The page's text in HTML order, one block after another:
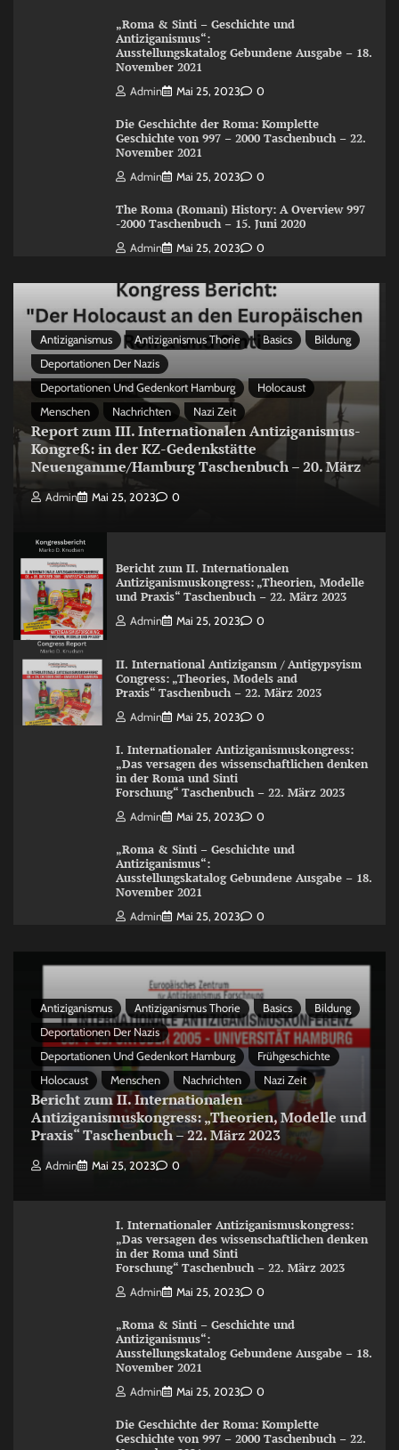
„Roma & Sinti – Geschichte und
Antiziganismus“:
Ausstellungskatalog Gebundene Ausgabe – 18.
November 2021
Admin Mai 25, 2023 0
Die Geschichte der Roma: Komplette
Geschichte von 997 – 2000 Taschenbuch – 22.
November 2021
Admin Mai 25, 2023 0
The Roma (Romani) History: A Overview 997
-2000 Taschenbuch – 15. Juni 2020
Admin Mai 25, 2023 0
Antiziganismus Antiziganismus Thorie Basics
Bildung
Deportationen Der Nazis
Deportationen Und Gedenkort Hamburg
Holocaust
Menschen
Nachrichten Nazi Zeit
Report zum III. Internationalen Antiziganismus-
Kongreß: in der KZ-Gedenkstätte
Neuengamme/Hamburg Taschenbuch – 20. März
Admin Mai 25, 2023 0
Bericht zum II. Internationalen
Antiziganismuskongress: „Theorien, Modelle
und Praxis“ Taschenbuch – 22. März 2023
Admin Mai 25, 2023 0
II. International Antizigansm / Antigypsyism
Congress: „Theories, Models and
Praxis“ Taschenbuch – 22. März 2023
Admin Mai 25, 2023 0
I. Internationaler Antiziganismuskongress:
„Das versagen des wissenschaftlichen denken
in der Roma und Sinti
Forschung“ Taschenbuch – 22. März 2023
Admin Mai 25, 2023 0
„Roma & Sinti – Geschichte und
Antiziganismus“:
Ausstellungskatalog Gebundene Ausgabe – 18.
November 2021
Admin Mai 25, 2023 0
Antiziganismus Antiziganismus Thorie Basics
Bildung
Deportationen Der Nazis
Deportationen Und Gedenkort Hamburg
Frühgeschichte
Holocaust
Menschen Nachrichten Nazi Zeit
Bericht zum II. Internationalen
Antiziganismuskongress: „Theorien, Modelle und
Praxis“ Taschenbuch – 22. März 2023
Admin Mai 25, 2023 0
I. Internationaler Antiziganismuskongress:
„Das versagen des wissenschaftlichen denken
in der Roma und Sinti
Forschung“ Taschenbuch – 22. März 2023
Admin Mai 25, 2023 0
„Roma & Sinti – Geschichte und
Antiziganismus“:
Ausstellungskatalog Gebundene Ausgabe – 18.
November 2021
Admin Mai 25, 2023 0
Die Geschichte der Roma: Komplette
Geschichte von 997 – 2000 Taschenbuch – 22.